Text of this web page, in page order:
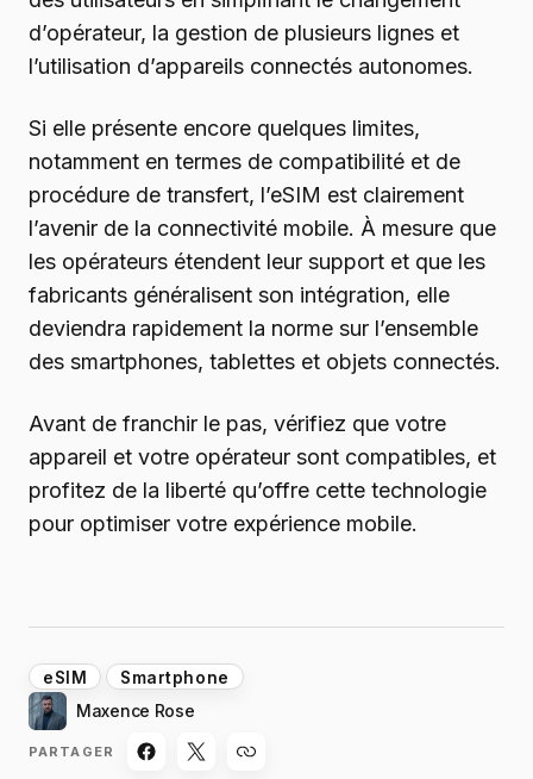
d’opérateur, la gestion de plusieurs lignes et
l’utilisation d’appareils connectés autonomes.
Si elle présente encore quelques limites,
notamment en termes de compatibilité et de
procédure de transfert, l’eSIM est clairement
l’avenir de la connectivité mobile. À mesure que
les opérateurs étendent leur support et que les
fabricants généralisent son intégration, elle
deviendra rapidement la norme sur l’ensemble
des smartphones, tablettes et objets connectés.
Avant de franchir le pas, vérifiez que votre
appareil et votre opérateur sont compatibles, et
profitez de la liberté qu’offre cette technologie
pour optimiser votre expérience mobile.
eSIM Smartphone
Maxence Rose
PARTAGER